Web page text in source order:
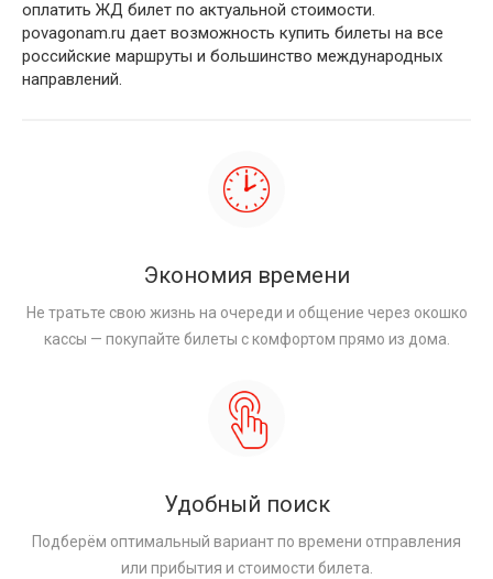
оплатить ЖД билет по актуальной стоимости.
povagonam.ru дает возможность купить билеты на все
российские маршруты и большинство международных
направлений.
Экономия времени
Не тратьте свою жизнь на очереди и общение через окошко
кассы — покупайте билеты с комфортом прямо из дома.
Удобный поиск
Подберём оптимальный вариант по времени отправления
или прибытия и стоимости билета.